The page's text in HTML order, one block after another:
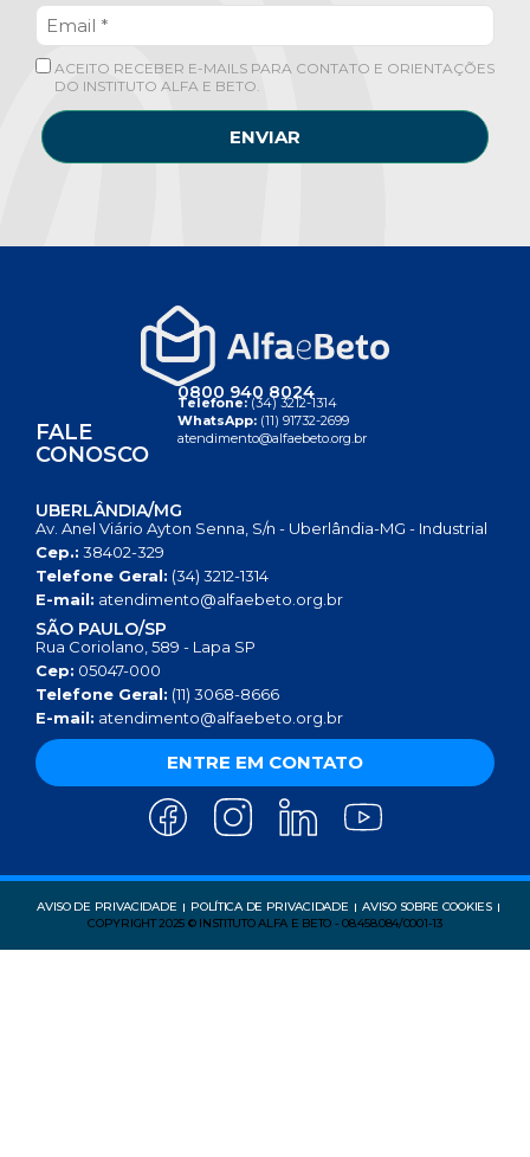
ACEITO RECEBER E-MAILS PARA CONTATO E ORIENTAÇÕES
DO INSTITUTO ALFA E BETO.
ENVIAR
FALE
CONOSCO
0800 940 8024
Telefone:(34) 3212-1314
WhatsApp: (11) 91732-2699
atendimento@alfaebeto.org.br
UBERLÂNDIA/MG
Av. Anel Viário Ayton Senna, S/n - Uberlândia-MG - Industrial
Cep.: 38402-329
Telefone Geral: (34) 3212-1314
E-mail: atendimento@alfaebeto.org.br
SÃO PAULO/SP
Rua Coriolano, 589 - Lapa SP
Cep: 05047-000
Telefone Geral: (11) 3068-8666
E-mail: atendimento@alfaebeto.org.br
ENTRE EM CONTATO
AVISO DE PRIVACIDADE POLÍTICA DE PRIVACIDADE
AVISO SOBRE COOKIES
COPYRIGHT 2025 © INSTITUTO ALFA E BETO - 08.458.084/0001-13